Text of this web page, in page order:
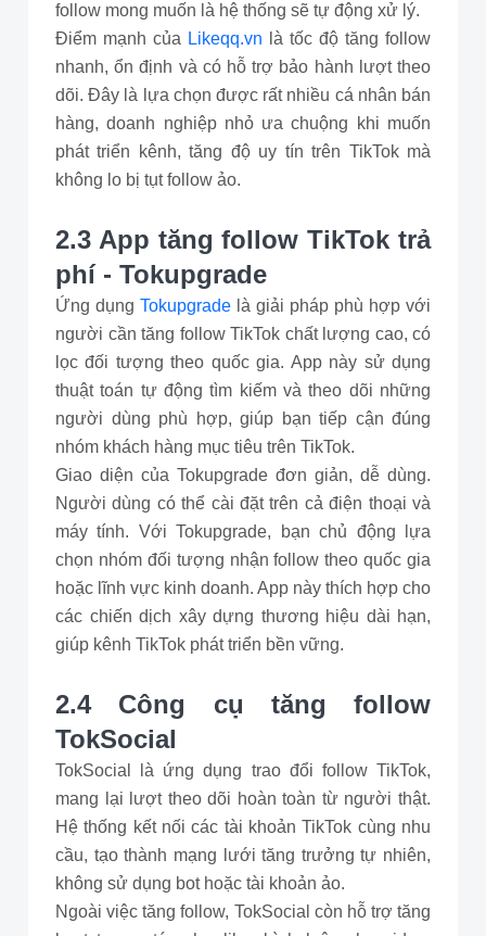
follow mong muốn là hệ thống sẽ tự động xử lý.
Điểm mạnh của Likeqq.vn là tốc độ tăng follow
nhanh, ổn định và có hỗ trợ bảo hành lượt theo
dõi. Đây là lựa chọn được rất nhiều cá nhân bán
hàng, doanh nghiệp nhỏ ưa chuộng khi muốn
phát triển kênh, tăng độ uy tín trên TikTok mà
không lo bị tụt follow ảo.
2.3 App tăng follow TikTok trả
phí - Tokupgrade
Ứng dụng Tokupgrade là giải pháp phù hợp với
người cần tăng follow TikTok chất lượng cao, có
lọc đối tượng theo quốc gia. App này sử dụng
thuật toán tự động tìm kiếm và theo dõi những
người dùng phù hợp, giúp bạn tiếp cận đúng
nhóm khách hàng mục tiêu trên TikTok.
Giao diện của Tokupgrade đơn giản, dễ dùng.
Người dùng có thể cài đặt trên cả điện thoại và
máy tính. Với Tokupgrade, bạn chủ động lựa
chọn nhóm đối tượng nhận follow theo quốc gia
hoặc lĩnh vực kinh doanh. App này thích hợp cho
các chiến dịch xây dựng thương hiệu dài hạn,
giúp kênh TikTok phát triển bền vững.
2.4 Công cụ tăng follow
TokSocial
TokSocial là ứng dụng trao đổi follow TikTok,
mang lại lượt theo dõi hoàn toàn từ người thật.
Hệ thống kết nối các tài khoản TikTok cùng nhu
cầu, tạo thành mạng lưới tăng trưởng tự nhiên,
không sử dụng bot hoặc tài khoản ảo.
Ngoài việc tăng follow, TokSocial còn hỗ trợ tăng